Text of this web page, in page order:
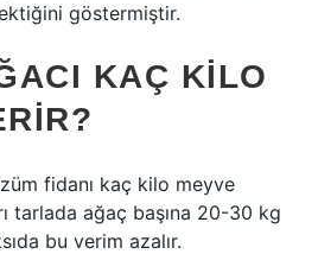
göstermiştir.
KAÇ KILO
fidanı kaç kilo meyve
tarlada ağaç başına 20-30 kg
bu verim azalır.